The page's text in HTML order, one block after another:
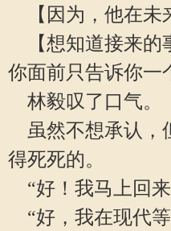
【因为，他在未
【想知道接来的
你面前只告诉你一
林毅叹了口气。
虽然不想承认，
得死死的。
“好！我马上回
“好，我在现代